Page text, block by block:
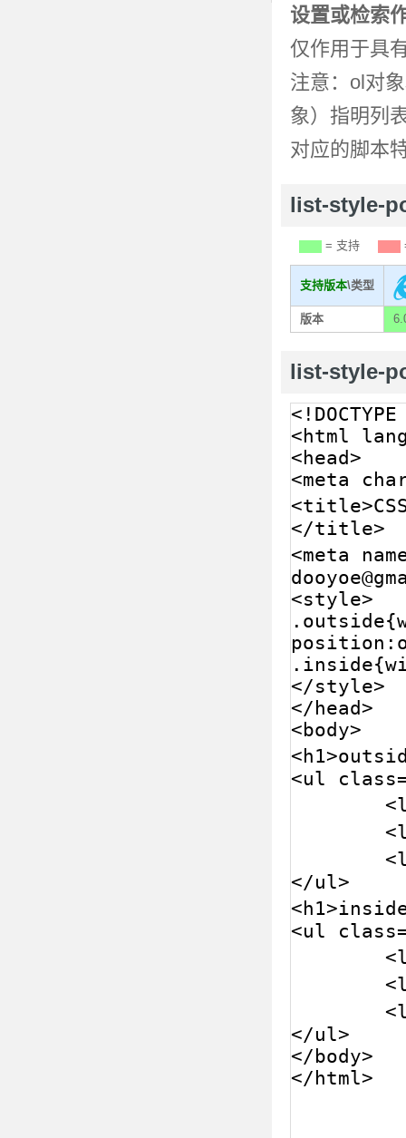
设置或检索
仅作用于具
注意：ol对
象）指明列
对应的脚本
list-style-
= 支持
支持版本\类型
版本
list-style-